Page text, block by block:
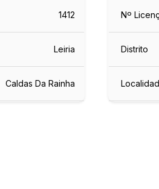
1412
Leiria
Caldas Da Rainha
Nº
Distrito